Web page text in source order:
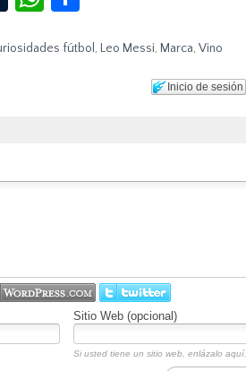
fútbol , Leo Messi, Marca, Vino
Inicio de sesión
Sitio Web (opcional)
Si usted tiene un sitio web, enlázalo aquí.